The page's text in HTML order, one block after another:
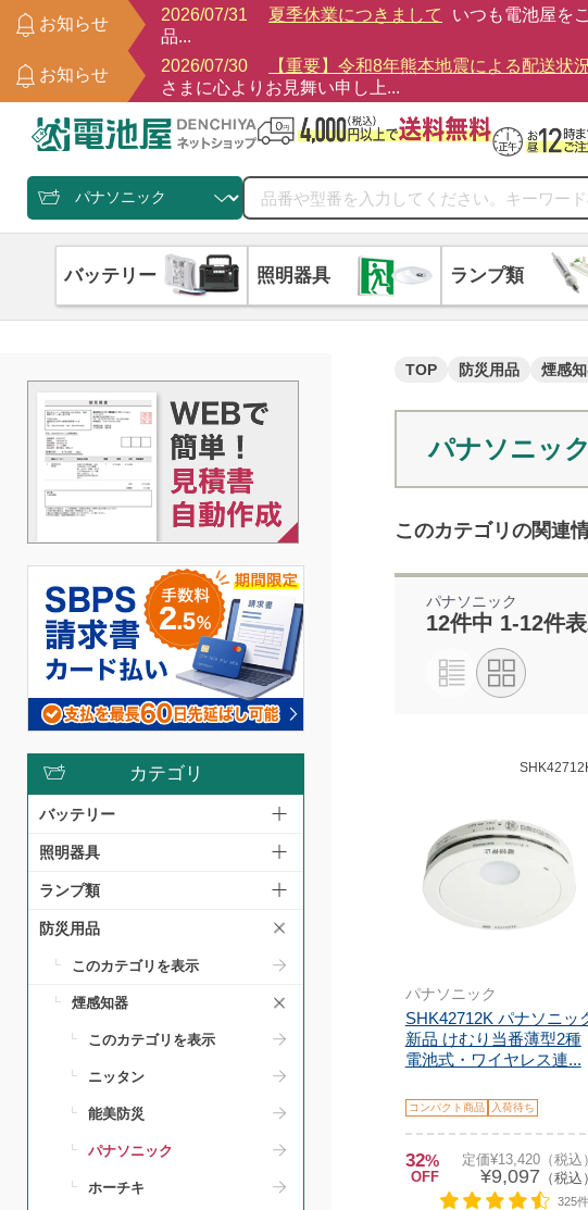
お知らせ
2026/07/31 夏季休業につきまして
いつも電池屋を
品...
お知らせ
2026/07/30 【重要】令和8年熊本地震による配送状
さまに心よりお見舞い申し上...
バッテリー 照明器具 ランプ類
カテゴリ
バッテリー
照明器具
ランプ類
防災用品
このカテゴリを表示
煙感知器
このカテゴリを表示
ニッタン
能美防災
パナソニック
ホーチキ
TOP 防災用品 煙感
パナソニック
このカテゴリの関連
パナソニック
12件中 1-12件
パナソニック
SHK42712K パナソニッ
新品 けむり当番薄型2種
電池式・ワイヤレス連...
コンパクト商品 入荷待ち
32%
OFF
定価¥13,420（税込）
¥9,097 （税込）
325件